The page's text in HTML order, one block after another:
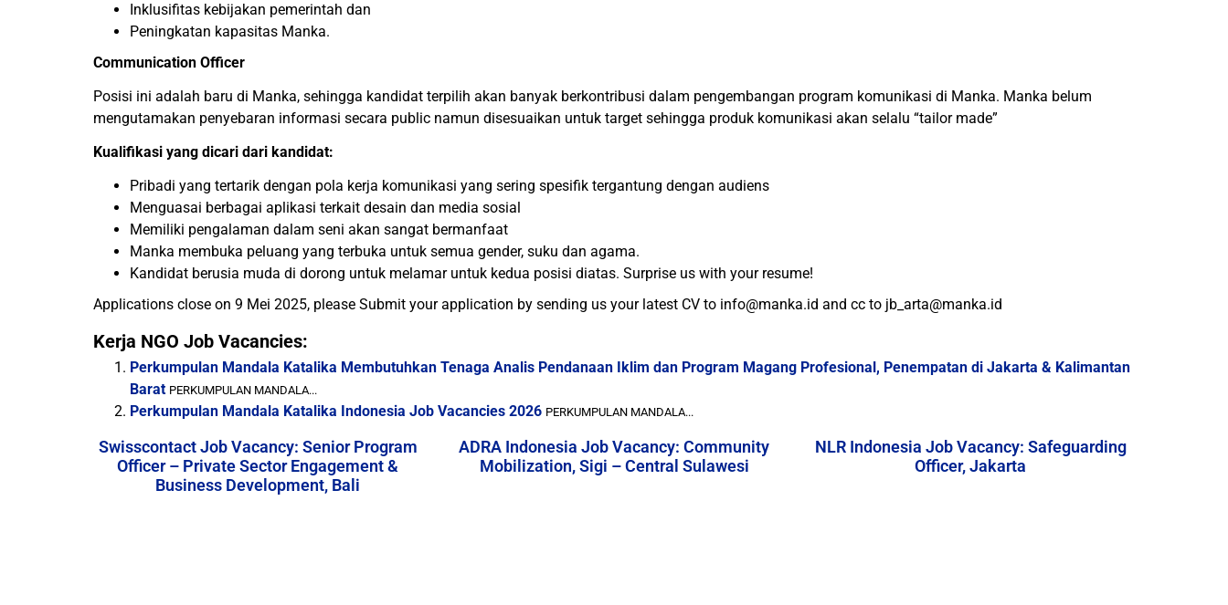
Inklusifitas kebijakan pemerintah dan
Peningkatan kapasitas Manka.
Communication Officer
Posisi ini adalah baru di Manka, sehingga kandidat terpilih akan banyak berkontribusi dalam pengembangan program komunikasi di Manka. Manka belum
mengutamakan penyebaran informasi secara public namun disesuaikan untuk target sehingga produk komunikasi akan selalu “tailor made”
Kualifikasi yang dicari dari kandidat:
Pribadi yang tertarik dengan pola kerja komunikasi yang sering spesifik tergantung dengan audiens
Menguasai berbagai aplikasi terkait desain dan media sosial
Memiliki pengalaman dalam seni akan sangat bermanfaat
Manka membuka peluang yang terbuka untuk semua gender, suku dan agama.
Kandidat berusia muda di dorong untuk melamar untuk kedua posisi diatas. Surprise us with your resume!
Applications close on 9 Mei 2025, please Submit your application by sending us your latest CV to info@manka.id and cc to jb_arta@manka.id
Kerja NGO Job Vacancies:
Perkumpulan Mandala Katalika Membutuhkan Tenaga Analis Pendanaan Iklim dan Program Magang Profesional, Penempatan di Jakarta & Kalimantan
Barat PERKUMPULAN MANDALA...
Perkumpulan Mandala Katalika Indonesia Job Vacancies 2026 PERKUMPULAN MANDALA...
Swisscontact Job Vacancy: Senior Program
Officer – Private Sector Engagement &
Business Development, Bali
ADRA Indonesia Job Vacancy: Community
Mobilization, Sigi – Central Sulawesi
NLR Indonesia Job Vacancy: Safeguarding
Officer, Jakarta